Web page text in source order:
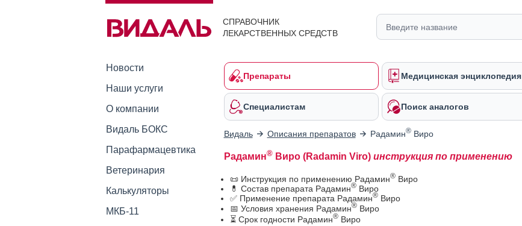
СПРАВОЧНИК
ЛЕКАРСТВЕННЫХ СРЕДСТВ
Новости
Наши услуги
О компании
Видаль БОКС
Парафармацевтика
Ветеринария
Калькуляторы
МКБ-11
Препараты Медицинская энциклопедия
Специалистам Поиск аналогов
Видаль Описания препаратов Радамин®Виро
Радамин®Виро (Radamin Viro) инструкция по применению
📜 Инструкция по применению Радамин®Виро
💊 Состав препарата Радамин®Виро
✅ Применение препарата Радамин®Виро
📅 Условия хранения Радамин®Виро
⏳ Срок годности Радамин®Виро